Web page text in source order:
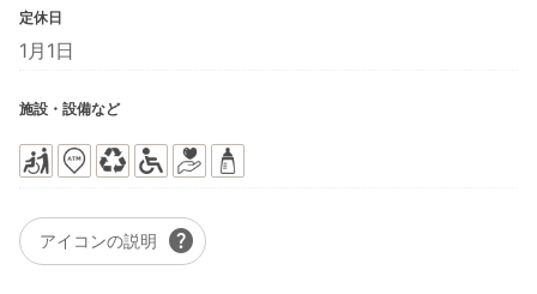
アイコンの説明 help
定休日
1月1日
施設・設備など